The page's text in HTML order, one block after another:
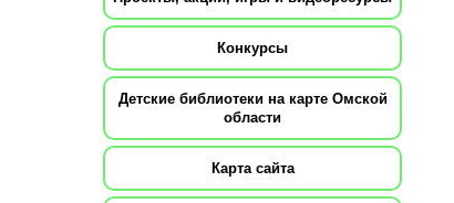
Конкурсы
Детские библиотеки на карте Омской
области
Карта сайта